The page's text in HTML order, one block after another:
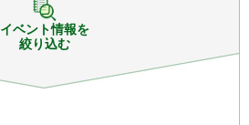
イベント情報を
絞り込む